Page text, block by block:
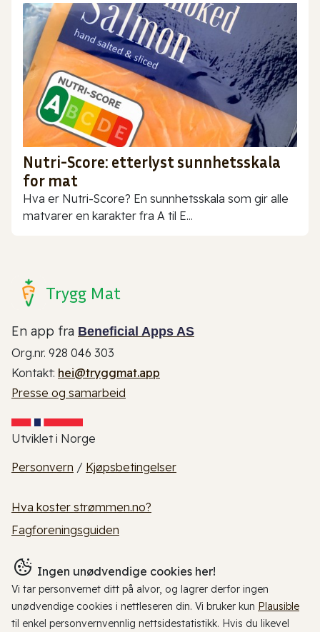
Nutri-Score: etterlyst sunnhetsskala
for mat
Hva er Nutri-Score? En sunnhetsskala som gir alle
matvarer en karakter fra A til E...
Trygg Mat
En app fra Beneficial Apps AS
Org.nr. 928 046 303
Kontakt: hei@tryggmat.app
Presse og samarbeid
Utviklet i Norge
Personvern / Kjøpsbetingelser
Hva koster strømmen.no?
Fagforeningsguiden
Ingen unødvendige cookies her!
Vi tar personvernet ditt på alvor, og lagrer derfor ingen
unødvendige cookies i nettleseren din. Vi bruker kun Plausible
til enkel personvernvennlig nettsidestatistikk. Hvis du likevel